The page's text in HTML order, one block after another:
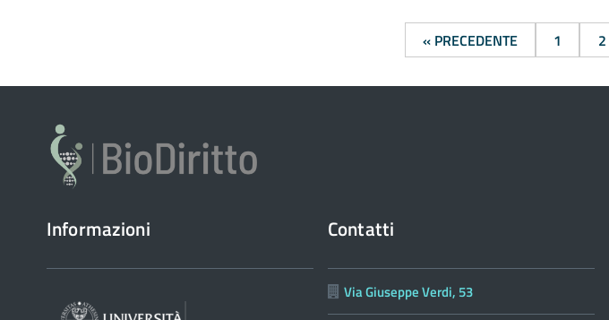
« PRECEDENTE 1 2
Informazioni Contatti
Via Giuseppe Verdi, 53